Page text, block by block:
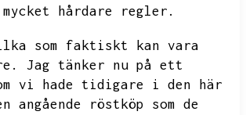
mycket hårdare regler.
som faktiskt kan vara
Jag tänker nu på ett
vi hade tidigare i den här
angående röstköp som de